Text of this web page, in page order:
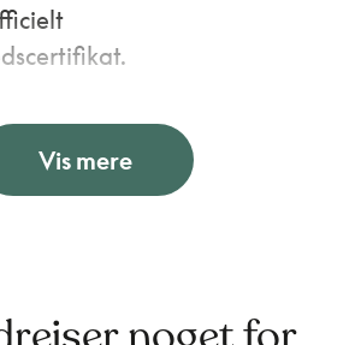
og planteprodukter i
som en del af deres
Vis mere